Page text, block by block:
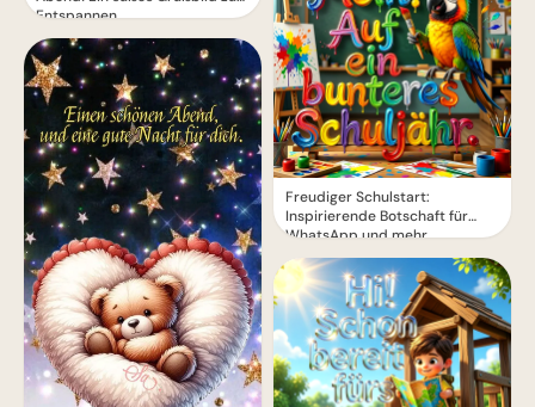
Entspannen
Freudiger Schulstart:
Inspirierende Botschaft für
WhatsApp und mehr